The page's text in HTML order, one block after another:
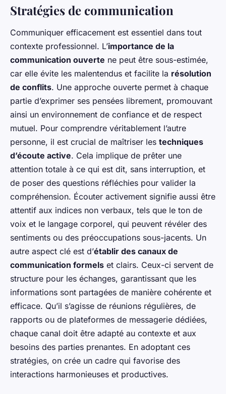
Stratégies de communication
Communiquer efficacement est essentiel dans tout
contexte professionnel. L’importance de la
communication ouverte ne peut être sous-estimée,
car elle évite les malentendus et facilite la résolution
de conflits. Une approche ouverte permet à chaque
partie d’exprimer ses pensées librement, promouvant
ainsi un environnement de confiance et de respect
mutuel. Pour comprendre véritablement l’autre
personne, il est crucial de maîtriser les techniques
d’écoute active. Cela implique de prêter une
attention totale à ce qui est dit, sans interruption, et
de poser des questions réfléchies pour valider la
compréhension. Écouter activement signifie aussi être
attentif aux indices non verbaux, tels que le ton de
voix et le langage corporel, qui peuvent révéler des
sentiments ou des préoccupations sous-jacents. Un
autre aspect clé est d’établir des canaux de
communication formels et clairs. Ceux-ci servent de
structure pour les échanges, garantissant que les
informations sont partagées de manière cohérente et
efficace. Qu’il s’agisse de réunions régulières, de
rapports ou de plateformes de messagerie dédiées,
chaque canal doit être adapté au contexte et aux
besoins des parties prenantes. En adoptant ces
stratégies, on crée un cadre qui favorise des
interactions harmonieuses et productives.